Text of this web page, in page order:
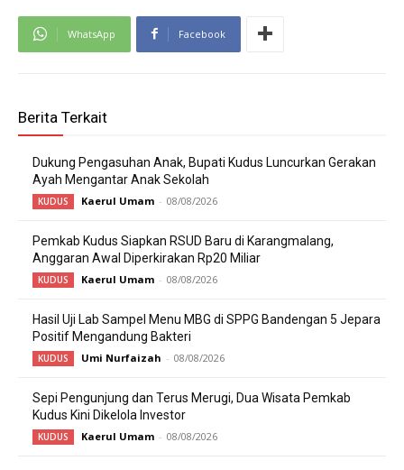
WhatsApp Facebook
Berita Terkait
Dukung Pengasuhan Anak, Bupati Kudus Luncurkan Gerakan
Ayah Mengantar Anak Sekolah
KUDUS Kaerul Umam - 08/08/2026
Pemkab Kudus Siapkan RSUD Baru di Karangmalang,
Anggaran Awal Diperkirakan Rp20 Miliar
KUDUS Kaerul Umam - 08/08/2026
Hasil Uji Lab Sampel Menu MBG di SPPG Bandengan 5 Jepara
Positif Mengandung Bakteri
KUDUS Umi Nurfaizah - 08/08/2026
Sepi Pengunjung dan Terus Merugi, Dua Wisata Pemkab
Kudus Kini Dikelola Investor
KUDUS Kaerul Umam - 08/08/2026